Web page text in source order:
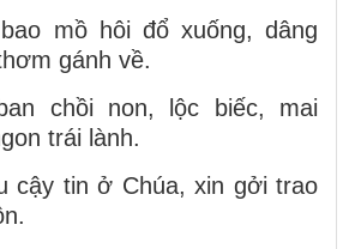
mồ hôi đổ xuống, dâng
gánh về.
chồi non, lộc biếc, mai
trái lành.
cậy tin ở Chúa, xin gởi trao